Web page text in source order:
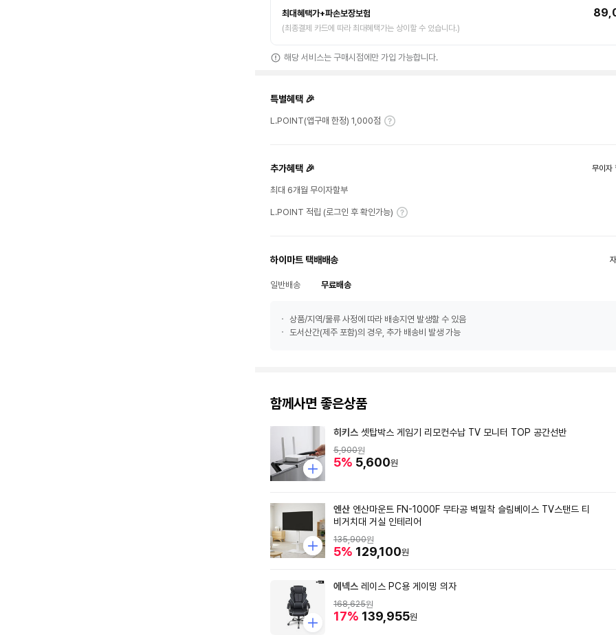
최대혜택가+파손보장보험
(최종결제 카드에 따라 최대혜택가는 상이할 수 있습니다.)
해당 서비스는 구매시점에만 가입 가능합니다.
특별혜택 🎉
L.POINT(앱구매 한정) 1,000점
추가혜택 🎉 무이자
최대 6개월 무이자할부
L.POINT 적립 (로그인 후 확인가능)
하이마트 택배배송
일반배송 무료배송
상품/지역/물류 사정에 따라 배송지연 발생할 수 있음
도서산간(제주 포함)의 경우, 추가 배송비 발생 가능
함께사면 좋은상품
히키스 셋탑박스 게임기 리모컨수납 TV 모니터 TOP 공간선반
5,900원
5% 5,600원
엔산 엔산마운트 FN-1000F 무타공 벽밀착 슬림베이스 TV스탠드 티
비거치대 거실 인테리어
135,900원
5% 129,100원
에넥스 레이스 PC용 게이밍 의자
168,625원
17% 139,955원